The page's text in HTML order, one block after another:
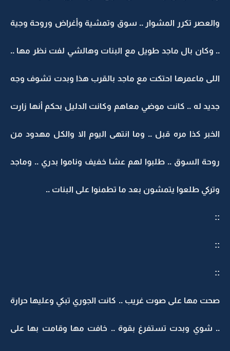
والعصر تكرر المشوار .. سوق وتمشية وأغراض وروحة وجية
.. وكان بال ماجد طويل مع البنات وهالشي لفت نظر مها ..
اللى ماعمرها احتكت مع ماجد بالقرب هذا وبدت تشوف وجه
جديد له .. كانت موضي معاهم وكانت الدليل بحكم أنها زارت
الخبر كذا مره قبل .. وما انتهى اليوم الا والكل مهدود من
روحة السوق .. طلبوا لهم عشا خفيف وناموا بدري .. وماجد
وتركي طلعوا يتمشون بعد ما تطمنوا على البنات ..
::
::
::
صحت مها على صوت غريب .. كانت الجوري تبكي وعليها حرارة
.. شوي وبدت تستفرغ بقوة .. خافت مها وقامت بها على